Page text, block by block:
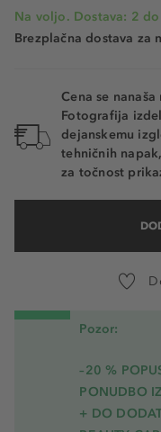
Na voljo. Dostava: 2
Brezplačna dostava za
Cena se
Fotografija
dejanskemu
tehničnih
za točnost
Pozor:
–20 %
PONUDBO
+ DO